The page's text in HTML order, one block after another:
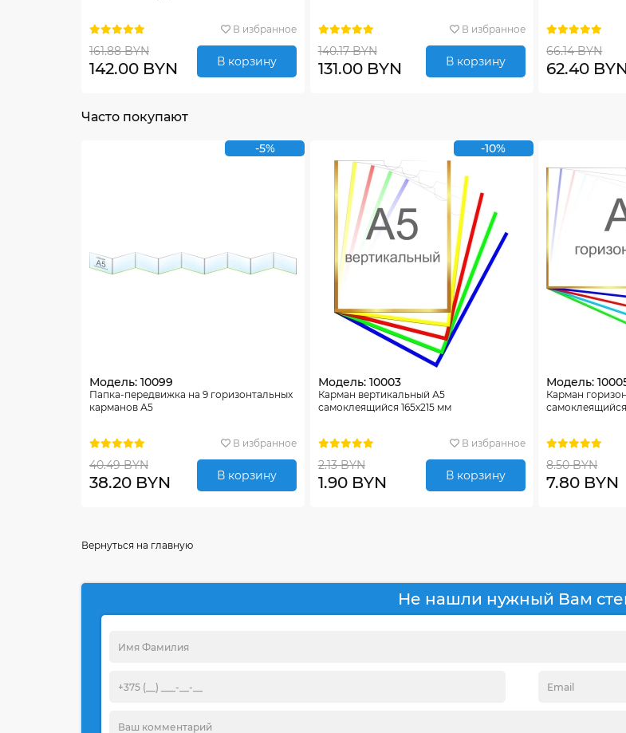
В избранное
161.88 BYN
142.00 BYN В корзину
В избранное
140.17 BYN
131.00 BYN В корзину
66.14 BYN
62.40
Часто покупают
-5%
Модель: 10099
Папка-передвижка на 9 горизонтальных
карманов А5
В избранное
40.49 BYN
38.20 BYN В корзину
-10%
Модель: 10003
Карман вертикальный А5
самоклеящийся 165х215 мм
В избранное
2.13 BYN
1.90 BYN В корзину
Модель:
Карман
8.50 BYN
7.80 BYN
Вернуться на главную
Не нашли нужный Вам